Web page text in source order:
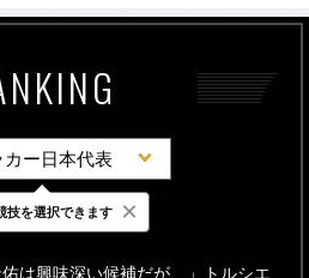
カー日本代表
24時間 週間
佑は興味深い候補だが…」トルシエ
技を選択できます ×